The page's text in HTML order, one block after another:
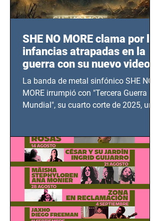
SHE NO MORE clama por las
infancias atrapadas en la
guerra con su nuevo video
TERCERA GUERRA
MUNDIAL
La banda de metal sinfónico SHE NO
MORE irrumpió con "Tercera Guerra
Mundial", su cuarto corte de 2025, un
bélicos.